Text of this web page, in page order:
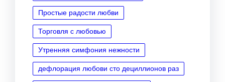
Простые радости любви
Торговля с любовью
Утренняя симфония нежности
дефлорация любови сто дециллионов раз